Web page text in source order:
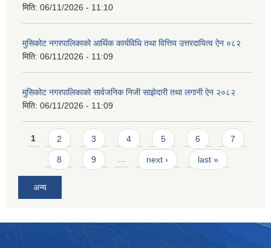
मिति: 06/11/2026 - 11:10
मुसिकोट नगरपालिकाको आर्थिक कार्यविधि तथा वित्तिय उत्तरदायित्व ऐन ०८२
मिति: 06/11/2026 - 11:09
मुसिकोट नगरपालिकाको सार्वजनिक निजी साझेदारी तथा लगानी ऐन २०८२
मिति: 06/11/2026 - 11:09
Pages
1 2 3 4 5 6 7
8 9 … next › last »
अन्य